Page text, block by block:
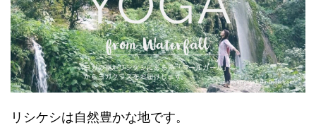
リシケシは自然豊かな地です。